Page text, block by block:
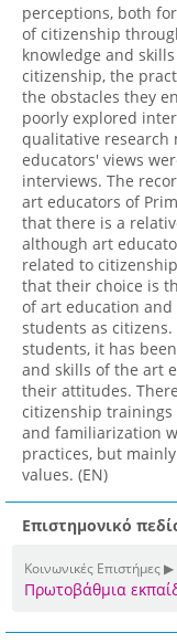
perceptions, both
of citizenship
knowledge and
citizenship, the
the obstacles they
poorly explored
qualitative research
educators' views
interviews. The
art educators of
that there is a
although art
related to
that their choice is
of art education
students as
students, it has
and skills of the art
their attitudes.
citizenship trainings
and familiarization
practices, but
values. (EN)
Επιστημονικό
Κοινωνικές Επιστήμες
Πρωτοβάθμια